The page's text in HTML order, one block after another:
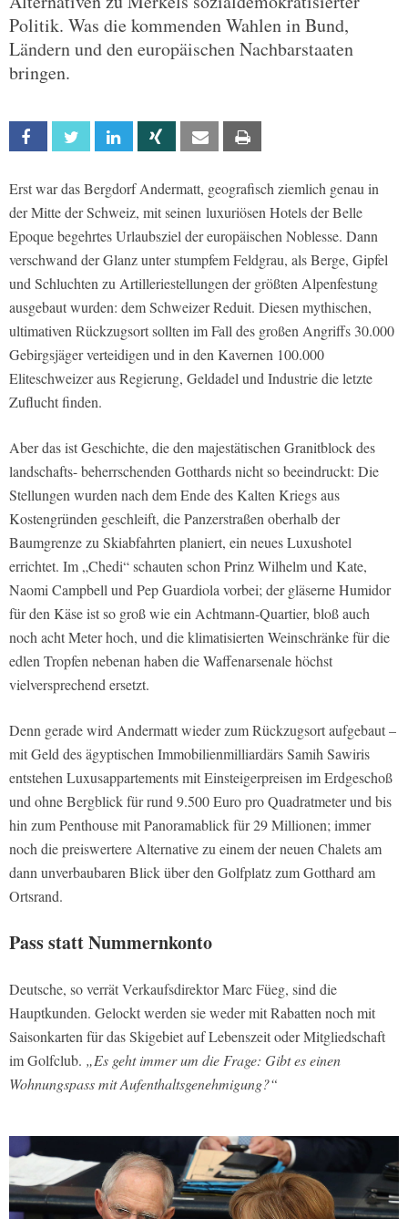
Politik. Was die kommenden Wahlen in Bund,
Ländern und den europäischen Nachbarstaaten
bringen.
Facebook Twitter Linkedin Xing Email
Erst war das Bergdorf Andermatt, geografisch ziemlich genau in
der Mitte der Schweiz, mit seinen luxuriösen Hotels der Belle
Epoque begehrtes Urlaubsziel der europäischen Noblesse. Dann
verschwand der Glanz unter stumpfem Feldgrau, als Berge, Gipfel
und Schluchten zu Artilleriestellungen der größten Alpenfestung
ausgebaut wurden: dem Schweizer Reduit. Diesen mythischen,
ultimativen Rückzugsort sollten im Fall des großen Angriffs 30.000
Gebirgsjäger verteidigen und in den Kavernen 100.000
Eliteschweizer aus Regierung, Geldadel und Industrie die letzte
Zuflucht finden.
Aber das ist Geschichte, die den majestätischen Granitblock des
landschafts- beherrschenden Gotthards nicht so beeindruckt: Die
Stellungen wurden nach dem Ende des Kalten Kriegs aus
Kostengründen geschleift, die Panzerstraßen oberhalb der
Baumgrenze zu Skiabfahrten planiert, ein neues Luxushotel
errichtet. Im „Chedi“ schauten schon Prinz Wilhelm und Kate,
Naomi Campbell und Pep Guardiola vorbei; der gläserne Humidor
für den Käse ist so groß wie ein Achtmann-Quartier, bloß auch
noch acht Meter hoch, und die klimatisierten Weinschränke für die
edlen Tropfen nebenan haben die Waffenarsenale höchst
vielversprechend ersetzt.
Denn gerade wird Andermatt wieder zum Rückzugsort aufgebaut –
mit Geld des ägyptischen Immobilienmilliardärs Samih Sawiris
entstehen Luxusappartements mit Einsteigerpreisen im Erdgeschoß
und ohne Bergblick für rund 9.500 Euro pro Quadratmeter und bis
hin zum Penthouse mit Panoramablick für 29 Millionen; immer
noch die preiswertere Alternative zu einem der neuen Chalets am
dann unverbaubaren Blick über den Golfplatz zum Gotthard am
Ortsrand.
Pass statt Nummernkonto
Deutsche, so verrät Verkaufsdirektor Marc Füeg, sind die
Hauptkunden. Gelockt werden sie weder mit Rabatten noch mit
Saisonkarten für das Skigebiet auf Lebenszeit oder Mitgliedschaft
im Golfclub. „Es geht immer um die Frage: Gibt es einen
Wohnungspass mit Aufenthaltsgenehmigung?“